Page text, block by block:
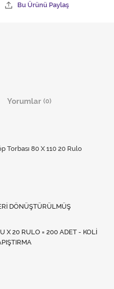
Bu Ürünü Paylaş
Yorumlar (0)
Torbası 80 X 110 20 Rulo
DÖNÜŞTÜRÜLMÜŞ
X 20 RULO = 200 ADET - KOLİ